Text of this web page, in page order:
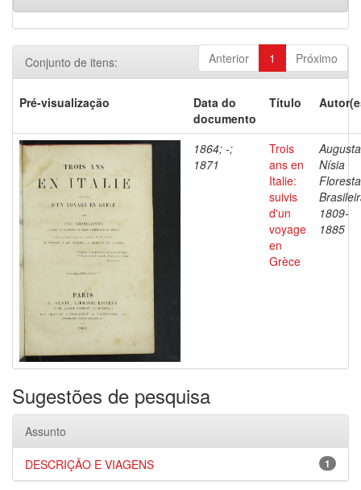
Anterior 1 Próximo
Conjunto de itens:
Pré-visualização
Data do
documento
Título
1864; -;
1871
Trois
ans en
Italie:
suivis
d'un
voyage
en
Grèce
Nísia
Floresta
1809-
1885
Sugestões de pesquisa
Assunto
1
DESCRIÇÃO E VIAGENS